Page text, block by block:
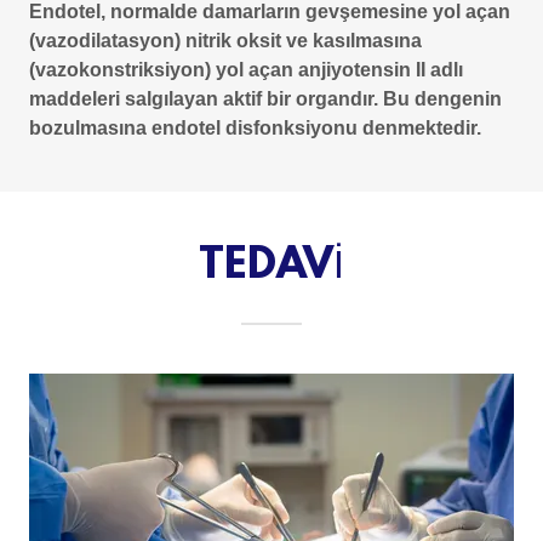
Endotel, normalde damarların gevşemesine yol açan
(vazodilatasyon) nitrik oksit ve kasılmasına
(vazokonstriksiyon) yol açan anjiyotensin II adlı
maddeleri salgılayan aktif bir organdır. Bu dengenin
bozulmasına endotel disfonksiyonu denmektedir.
TEDAVİ